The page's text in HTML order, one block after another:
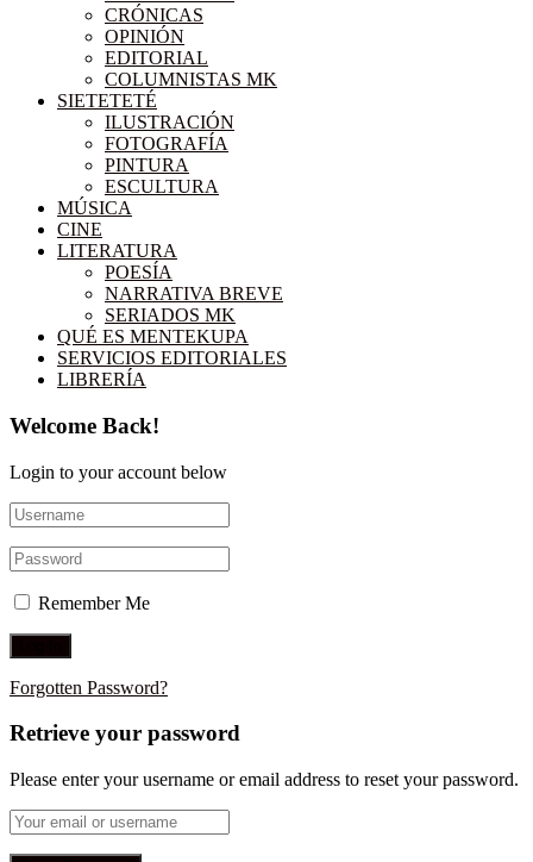
CRÓNICAS
OPINIÓN
EDITORIAL
COLUMNISTAS MK
SIETETETÉ
ILUSTRACIÓN
FOTOGRAFÍA
PINTURA
ESCULTURA
MÚSICA
CINE
LITERATURA
POESÍA
NARRATIVA BREVE
SERIADOS MK
QUÉ ES MENTEKUPA
SERVICIOS EDITORIALES
LIBRERÍA
Welcome Back!
Login to your account below
Remember Me
Forgotten Password?
Retrieve your password
Please enter your username or email address to reset your password.